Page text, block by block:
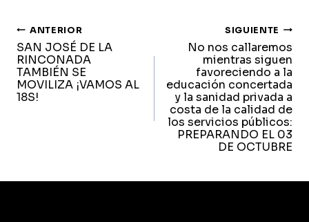
navegación
de
entradas
ANTERIOR
SAN JOSÉ DE LA
RINCONADA
TAMBIÉN SE
MOVILIZA ¡VAMOS AL
18S!
SIGUIENTE
No nos callaremos
mientras siguen
favoreciendo a la
educación concertada
y la sanidad privada a
costa de la calidad de
los servicios públicos:
PREPARANDO EL 03
DE OCTUBRE